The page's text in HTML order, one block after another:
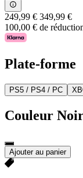
249,99 € 349,99 €
100,00 € de
Plate-forme
PS5 / PS4 / PC
Couleur
Ajouter au panier